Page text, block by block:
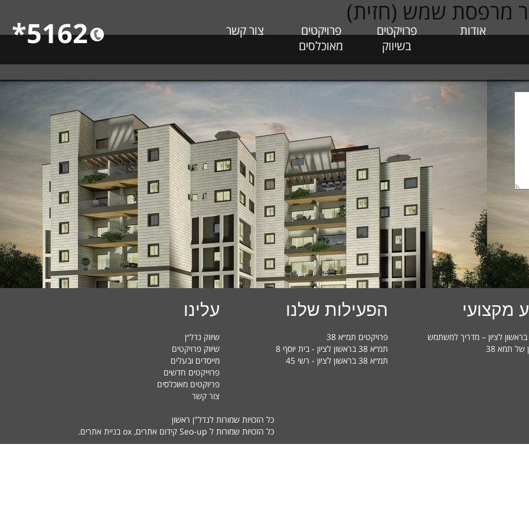
5162* אודות
פרויקטים
בשיווק
פרויקטים
מאוכלסים
צור קשר
עלינו
שיווק נדל״ן
שיווק פרויקטים
מייסדים ובעלים
פרוייקטים חדשים
פריוקטים מאוכלסים
צור קשר
הפעילות שלנו
פרויקטים תמ״א 38
תמ״א 38 בראשון לציון - בית יוסף 8
תמ״א 38 בראשון לציון - רשי 45
מקצועי
של תמא 38
כל הזכויות שמורות לנדל"ן ראשון
כל הזכויות שמורות ל Seo-up
קידום אתרים, ox בניית אתרים.